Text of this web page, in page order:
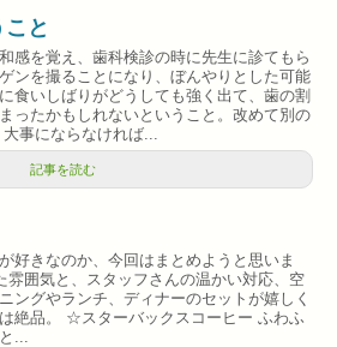
と
感を覚え、歯科検診の時に先生に診てもら
ンを撮ることになり、ぼんやりとした可能
食いしばりがどうしても強く出て、歯の割
ったかもしれないということ。改めて別の
事にならなければ...
記事を読む
好きなのか、今回はまとめようと思いま
囲気と、スタッフさんの温かい対応、空
ングやランチ、ディナーのセットが嬉しく
絶品。 ☆スターバックスコーヒー ふわふ
...